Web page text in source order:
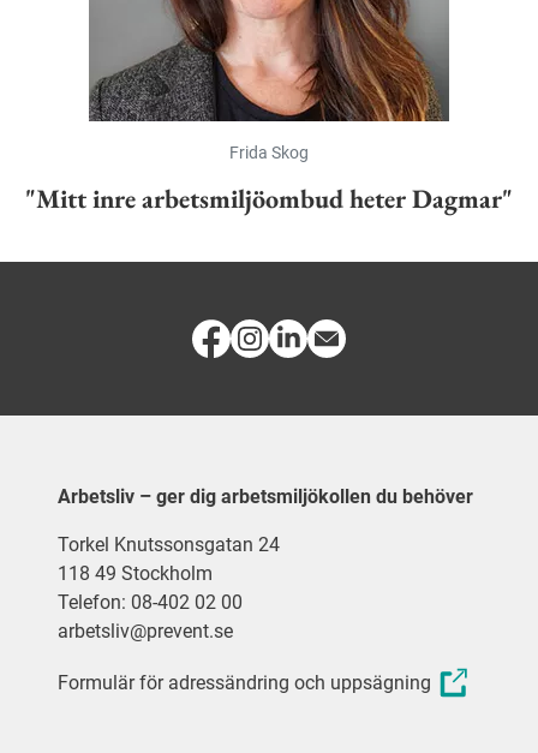
Frida Skog
"Mitt inre arbetsmiljöombud heter Dagmar"
Arbetsliv – ger dig arbetsmiljökollen du behöver
Torkel Knutssonsgatan 24
118 49 Stockholm
Telefon: 08-402 02 00
arbetsliv@prevent.se
Formulär för adressändring och uppsägning